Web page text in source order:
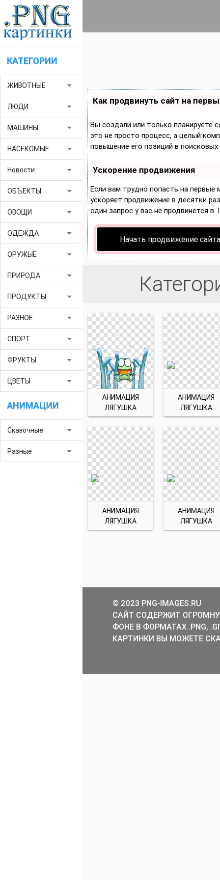
КАТЕГОРИИ
ЖИВОТНЫЕ arrow_drop_down
ЛЮДИ arrow_drop_down
МАШИНЫ arrow_drop_down
НАСЕКОМЫЕ arrow_drop_down
Новости arrow_drop_down
ОБЪЕКТЫ arrow_drop_down
ОВОЩИ arrow_drop_down
ОДЕЖДА arrow_drop_down
ОРУЖЫЕ arrow_drop_down
ПРИРОДА arrow_drop_down
ПРОДУКТЫ arrow_drop_down
РАЗНОЕ arrow_drop_down
СПОРТ arrow_drop_down
ФРУКТЫ arrow_drop_down
ЦВЕТЫ arrow_drop_down
АНИМАЦИИ
Сказочные arrow_drop_down
Разные arrow_drop_down
Как продвинуть сайт на
Вы создали или только планируете
это не просто процесс, а целый
повышение его позиций в поисковых
Ускорение продвижения
Если вам трудно попасть на первые
ускоряет продвижение в десятки
один запрос у вас не продвинется в
Начать продвижение сайта
АНИМАЦИЯ
ЛЯГУШКА
АНИМАЦИЯ
ЛЯГУШКА
АНИМАЦИЯ
ЛЯГУШКА
АНИМАЦИЯ
ЛЯГУШКА
© 2023 PNG-IMAGES.RU
САЙТ СОДЕРЖИТ
ФОНЕ В ФОРМАТАХ .PNG,
КАРТИНКИ ВЫ МОЖЕТЕ